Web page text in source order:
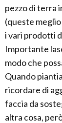
pezzo di terra
(queste
i vari prodotti
Importante
modo che
Quando
ricordare di
faccia da
altra cosa,